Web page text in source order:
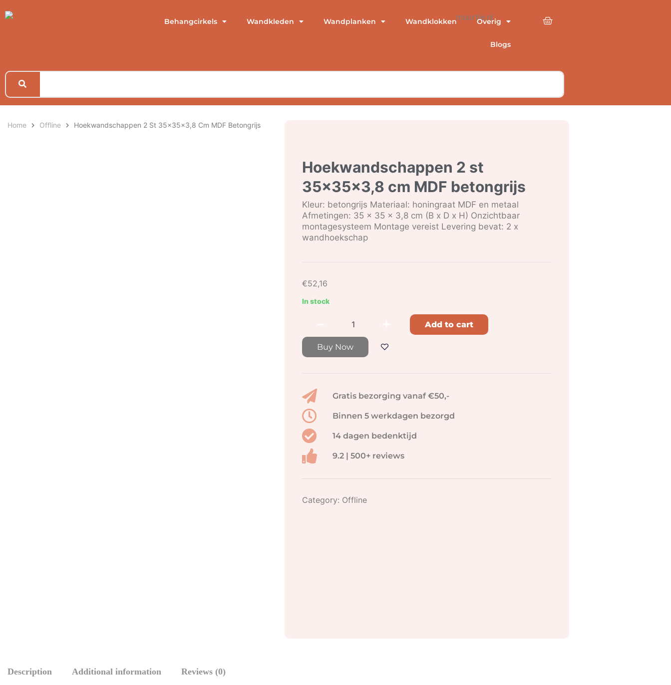
Behangcirkels Wandkleden Wandplanken Wandklokken Overig
Blogs
Home Offline Hoekwandschappen 2 St 35x35x3,8 Cm MDF Betongrijs
Hoekwandschappen 2 st
35x35x3,8 cm MDF betongrijs
Kleur: betongrijs Materiaal: honingraat MDF en metaal
Afmetingen: 35 x 35 x 3,8 cm (B x D x H) Onzichtbaar
montagesysteem Montage vereist Levering bevat: 2 x
wandhoekschap
€52,16
In stock
Buy Now
Add to cart
Gratis bezorging vanaf €50,-
Binnen 5 werkdagen bezorgd
14 dagen bedenktijd
9.2 | 500+ reviews
Category: Offline
Description Additional information Reviews (0)